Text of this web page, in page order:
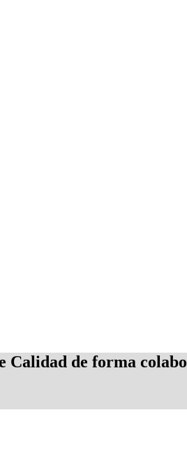
Calidad de forma